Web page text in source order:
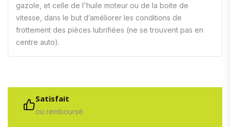
gazole, et celle de l'huile moteur ou de la boite de
vitesse, dans le but d’améliorer les conditions de
frottement des pièces lubrifiées (ne se trouvent pas en
centre auto).
Satisfait
ou remboursé